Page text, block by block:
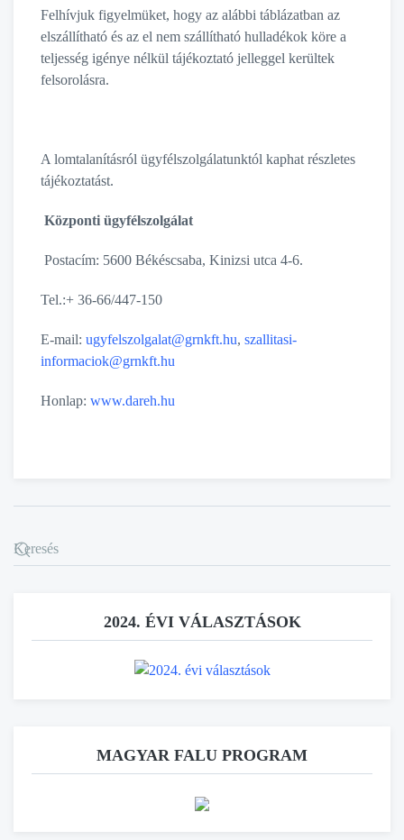
Felhívjuk figyelmüket, hogy az alábbi táblázatban az
elszállítható és az el nem szállítható hulladékok köre a
teljesség igénye nélkül tájékoztató jelleggel kerültek
felsorolásra.
A lomtalanításról ügyfélszolgálatunktól kaphat részletes
tájékoztatást.
Központi ügyfélszolgálat
Postacím: 5600 Békéscsaba, Kinizsi utca 4-6.
Tel.:+ 36-66/447-150
E-mail: ugyfelszolgalat@grnkft.hu, szallitasi-
informaciok@grnkft.hu
Honlap: www.dareh.hu
2024. ÉVI VÁLASZTÁSOK
MAGYAR FALU PROGRAM